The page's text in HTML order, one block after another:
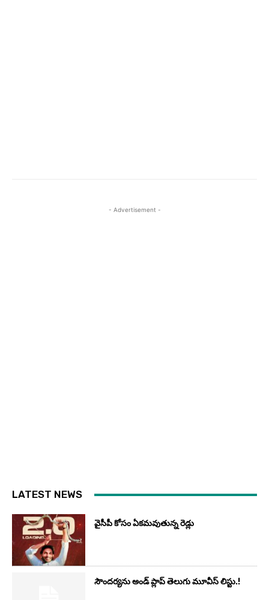
- Advertisement -
LATEST NEWS
వైసీపీ కోసం ఏక‌మ‌వుతున్న రెడ్లు
సౌందర్యను అండ్‌ ప్లాప్‌ తెలుగు మూవీస్‌ లిస్టు.!